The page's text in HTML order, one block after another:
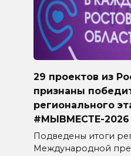
29 проектов из
признаны
регионального
#МЫВМЕСТЕ-2026
Подведены итоги
Международной